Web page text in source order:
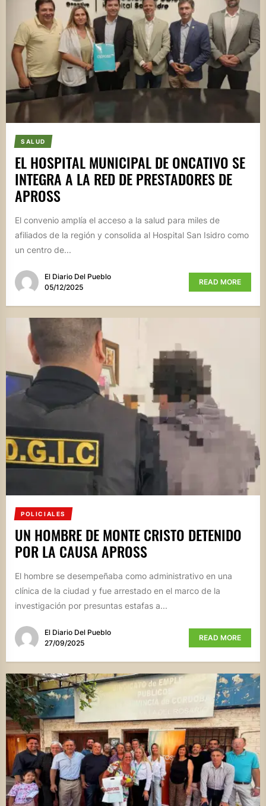
SALUD
EL HOSPITAL MUNICIPAL DE ONCATIVO SE
INTEGRA A LA RED DE PRESTADORES DE
APROSS
El convenio amplía el acceso a la salud para miles de
afiliados de la región y consolida al Hospital San Isidro como
un centro de...
El Diario Del Pueblo
05/12/2025
READ MORE
POLICIALES
UN HOMBRE DE MONTE CRISTO DETENIDO
POR LA CAUSA APROSS
El hombre se desempeñaba como administrativo en una
clínica de la ciudad y fue arrestado en el marco de la
investigación por presuntas estafas a...
El Diario Del Pueblo
27/09/2025
READ MORE